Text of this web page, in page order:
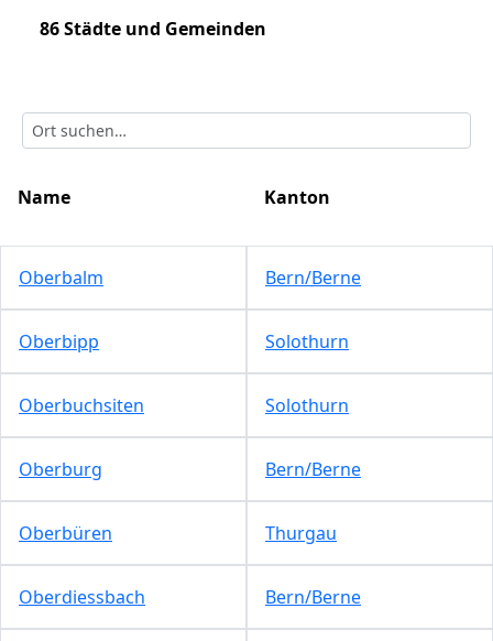
86 Städte und Gemeinden
Name Kanton
Oberbalm Bern/Berne
Oberbipp Solothurn
Oberbuchsiten Solothurn
Oberburg Bern/Berne
Oberbüren Thurgau
Oberdiessbach Bern/Berne